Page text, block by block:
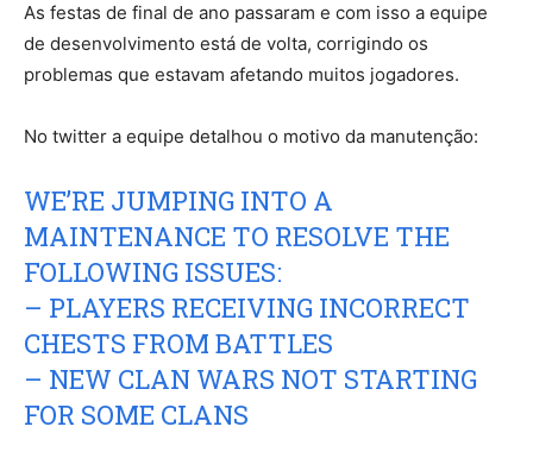
As festas de final de ano passaram e com isso a equipe
de desenvolvimento está de volta, corrigindo os
problemas que estavam afetando muitos jogadores.
No twitter a equipe detalhou o motivo da manutenção:
WE’RE JUMPING INTO A
MAINTENANCE TO RESOLVE THE
FOLLOWING ISSUES:
– PLAYERS RECEIVING INCORRECT
CHESTS FROM BATTLES
– NEW CLAN WARS NOT STARTING
FOR SOME CLANS